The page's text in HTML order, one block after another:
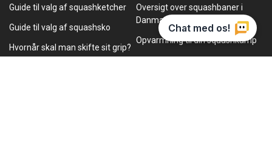
Guide til valg af squashketcher
Guide til valg af squashsko
Hvornår skal man skifte sit grip?
Oversigt over squashbaner i
Danmark
Opvarmning til din squashkamp